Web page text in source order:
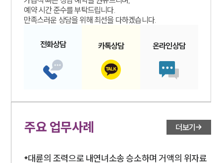
업무사례
주요 업무사례
사례분석/최신동향
법률정보
법률지식인
업무분야
전체
예약 시간 준수를 부탁드립니다.
만족스러운 상담을 위해 최선을 다하겠습니다.
전화상담 카톡상담 온라인상담
주요 업무사례 더보기
대륜의 조력으로 내연녀소송 승소하며 거액의 위자료